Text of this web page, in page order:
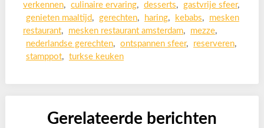
verkennen, culinaire ervaring, desserts, gastvrije sfeer,
genieten maaltijd, gerechten, haring, kebabs,
mesken
restaurant, mesken restaurant amsterdam, mezze,
nederlandse gerechten, ontspannen sfeer, reserveren,
stamppot, turkse keuken
Gerelateerde berichten